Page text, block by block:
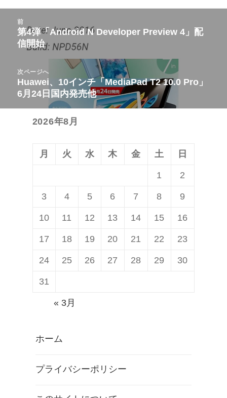
前
前
の
稿:
第4弾「Android N Developer Preview 4」配
信開始
次ページへ
次
の
投
Huawei、10インチ「MediaPad T2 10.0 Pro」
6月24日国内発売他
2026年8月
月 火 水 木 金 土 日
1 2
3 4 5 6 7 8 9
10 11 12 13 14 15 16
17 18 19 20 21 22 23
24 25 26 27 28 29 30
31
« 3月
ホーム
プライバシーポリシー